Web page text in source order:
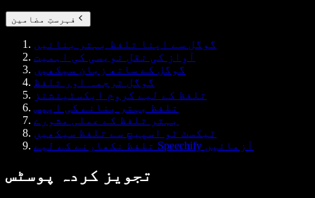
فہرستِ مضامین
گوگل سے اپنا تلفظ بہتر بنائیں
آواز کی نقل نویسی کی اہمیت
گوگل کے ساتھ زبان سیکھیں
گوگل ترجمہ اور تلفظ
تلفظ کے لیے کروم ایکسٹینشنز
تلفظ بہتر بنانے کی ایپس
بہتر تلفظ کے عملی مشورے
ٹیکسٹ ٹو اسپیچ سے تلفظ سیکھیں
تلفظ نکھارنے کے لیے Speechify آزمائیں
تجویز کردہ پوسٹس